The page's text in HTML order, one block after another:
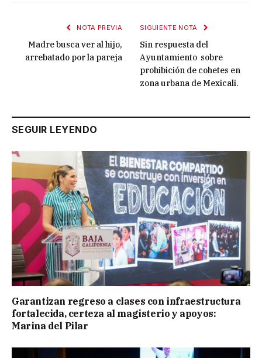
NOTA PREVIA
Madre busca ver al hijo,
arrebatado por la pareja
SIGUIENTE NOTA
Sin respuesta del
Ayuntamiento sobre
prohibición de cohetes en
zona urbana de Mexicali.
SEGUIR LEYENDO
Garantizan regreso a clases con infraestructura
fortalecida, certeza al magisterio y apoyos:
Marina del Pilar